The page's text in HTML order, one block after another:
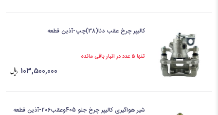
کالیپر چرخ عقب دنا(38)چپ-آذین قطعه
تنها 5 عدد در انبار باقی مانده
103,500,000
شیر هواگیری کالیپر چرخ جلو 405وعقب206-آذین قطعه